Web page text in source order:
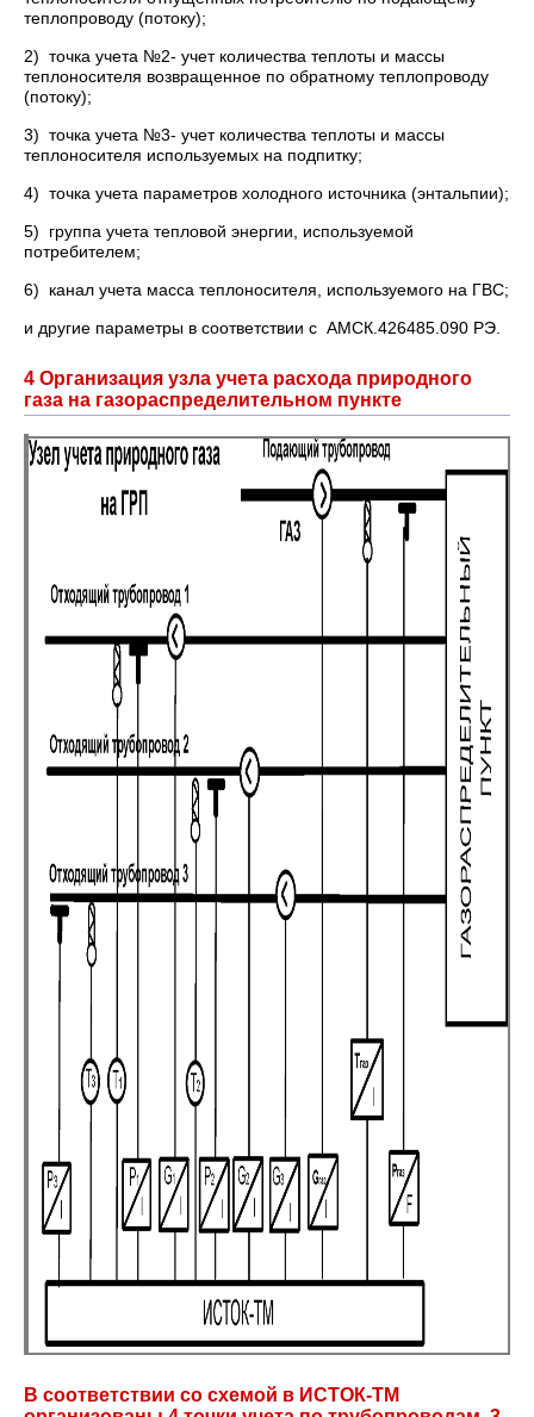
теплопроводу (потоку);
2) точка учета №2- учет количества теплоты и массы
теплоносителя возвращенное по обратному теплопроводу
(потоку);
3) точка учета №3- учет количества теплоты и массы
теплоносителя используемых на подпитку;
4) точка учета параметров холодного источника (энтальпии);
5) группа учета тепловой энергии, используемой
потребителем;
6) канал учета масса теплоносителя, используемого на ГВС;
и другие параметры в соответствии с АМСК.426485.090 РЭ.
4 Организация узла учета расхода природного
газа на газораспределительном пункте
В соответствии со схемой в ИСТОК-ТМ